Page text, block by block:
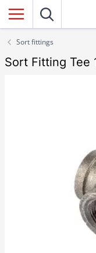
Sort fittings
Sort Fitting Tee